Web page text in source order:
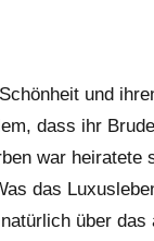
und
dass ihr
war heiratete
das
über